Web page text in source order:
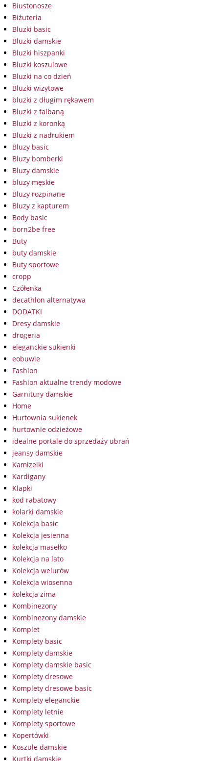
Biustonosze
Biżuteria
Bluzki basic
Bluzki damskie
Bluzki hiszpanki
Bluzki koszulowe
Bluzki na co dzień
Bluzki wizytowe
bluzki z długim rękawem
Bluzki z falbaną
Bluzki z koronką
Bluzki z nadrukiem
Bluzy basic
Bluzy bomberki
Bluzy damskie
bluzy męskie
Bluzy rozpinane
Bluzy z kapturem
Body basic
born2be free
Buty
buty damskie
Buty sportowe
cropp
Czółenka
decathlon alternatywa
DODATKI
Dresy damskie
drogeria
eleganckie sukienki
eobuwie
Fashion
Fashion aktualne trendy modowe
Garnitury damskie
Home
Hurtownia sukienek
hurtownie odzieżowe
idealne portale do sprzedaży ubrań
jeansy damskie
Kamizelki
Kardigany
Klapki
kod rabatowy
kolarki damskie
Kolekcja basic
Kolekcja jesienna
kolekcja masełko
Kolekcja na lato
Kolekcja welurów
Kolekcja wiosenna
kolekcja zima
Kombinezony
Kombinezony damskie
Komplet
Komplety basic
Komplety damskie
Komplety damskie basic
Komplety dresowe
Komplety dresowe basic
Komplety eleganckie
Komplety letnie
Komplety sportowe
Kopertówki
Koszule damskie
Kurtki damskie